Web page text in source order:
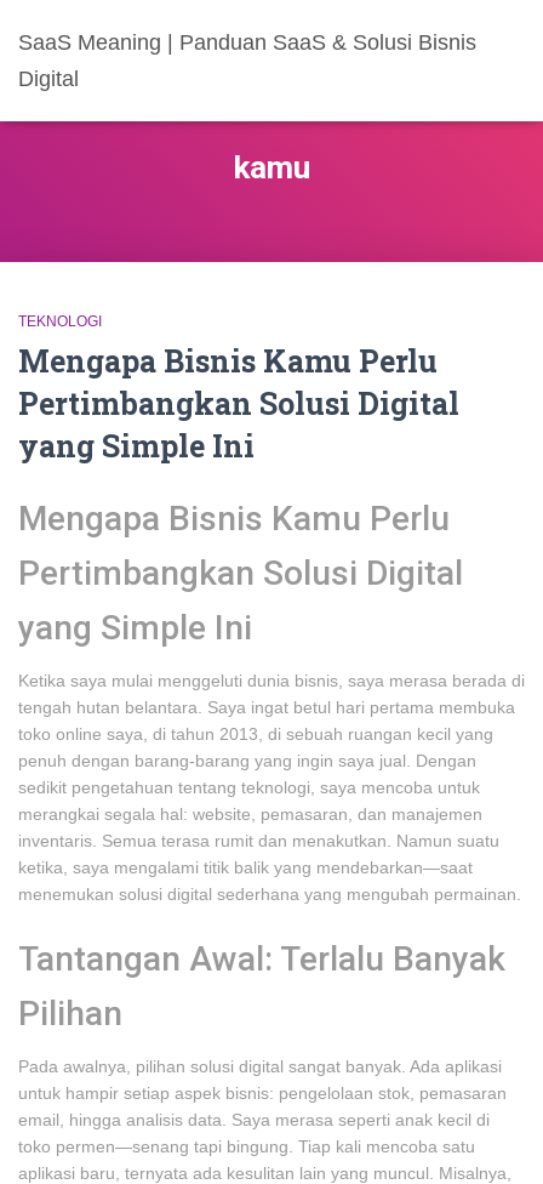
SaaS Meaning | Panduan SaaS & Solusi Bisnis
Digital
kamu
TEKNOLOGI
Mengapa Bisnis Kamu Perlu
Pertimbangkan Solusi Digital
yang Simple Ini
Mengapa Bisnis Kamu Perlu
Pertimbangkan Solusi Digital
yang Simple Ini
Ketika saya mulai menggeluti dunia bisnis, saya merasa berada di
tengah hutan belantara. Saya ingat betul hari pertama membuka
toko online saya, di tahun 2013, di sebuah ruangan kecil yang
penuh dengan barang-barang yang ingin saya jual. Dengan
sedikit pengetahuan tentang teknologi, saya mencoba untuk
merangkai segala hal: website, pemasaran, dan manajemen
inventaris. Semua terasa rumit dan menakutkan. Namun suatu
ketika, saya mengalami titik balik yang mendebarkan—saat
menemukan solusi digital sederhana yang mengubah permainan.
Tantangan Awal: Terlalu Banyak
Pilihan
Pada awalnya, pilihan solusi digital sangat banyak. Ada aplikasi
untuk hampir setiap aspek bisnis: pengelolaan stok, pemasaran
email, hingga analisis data. Saya merasa seperti anak kecil di
toko permen—senang tapi bingung. Tiap kali mencoba satu
aplikasi baru, ternyata ada kesulitan lain yang muncul. Misalnya,